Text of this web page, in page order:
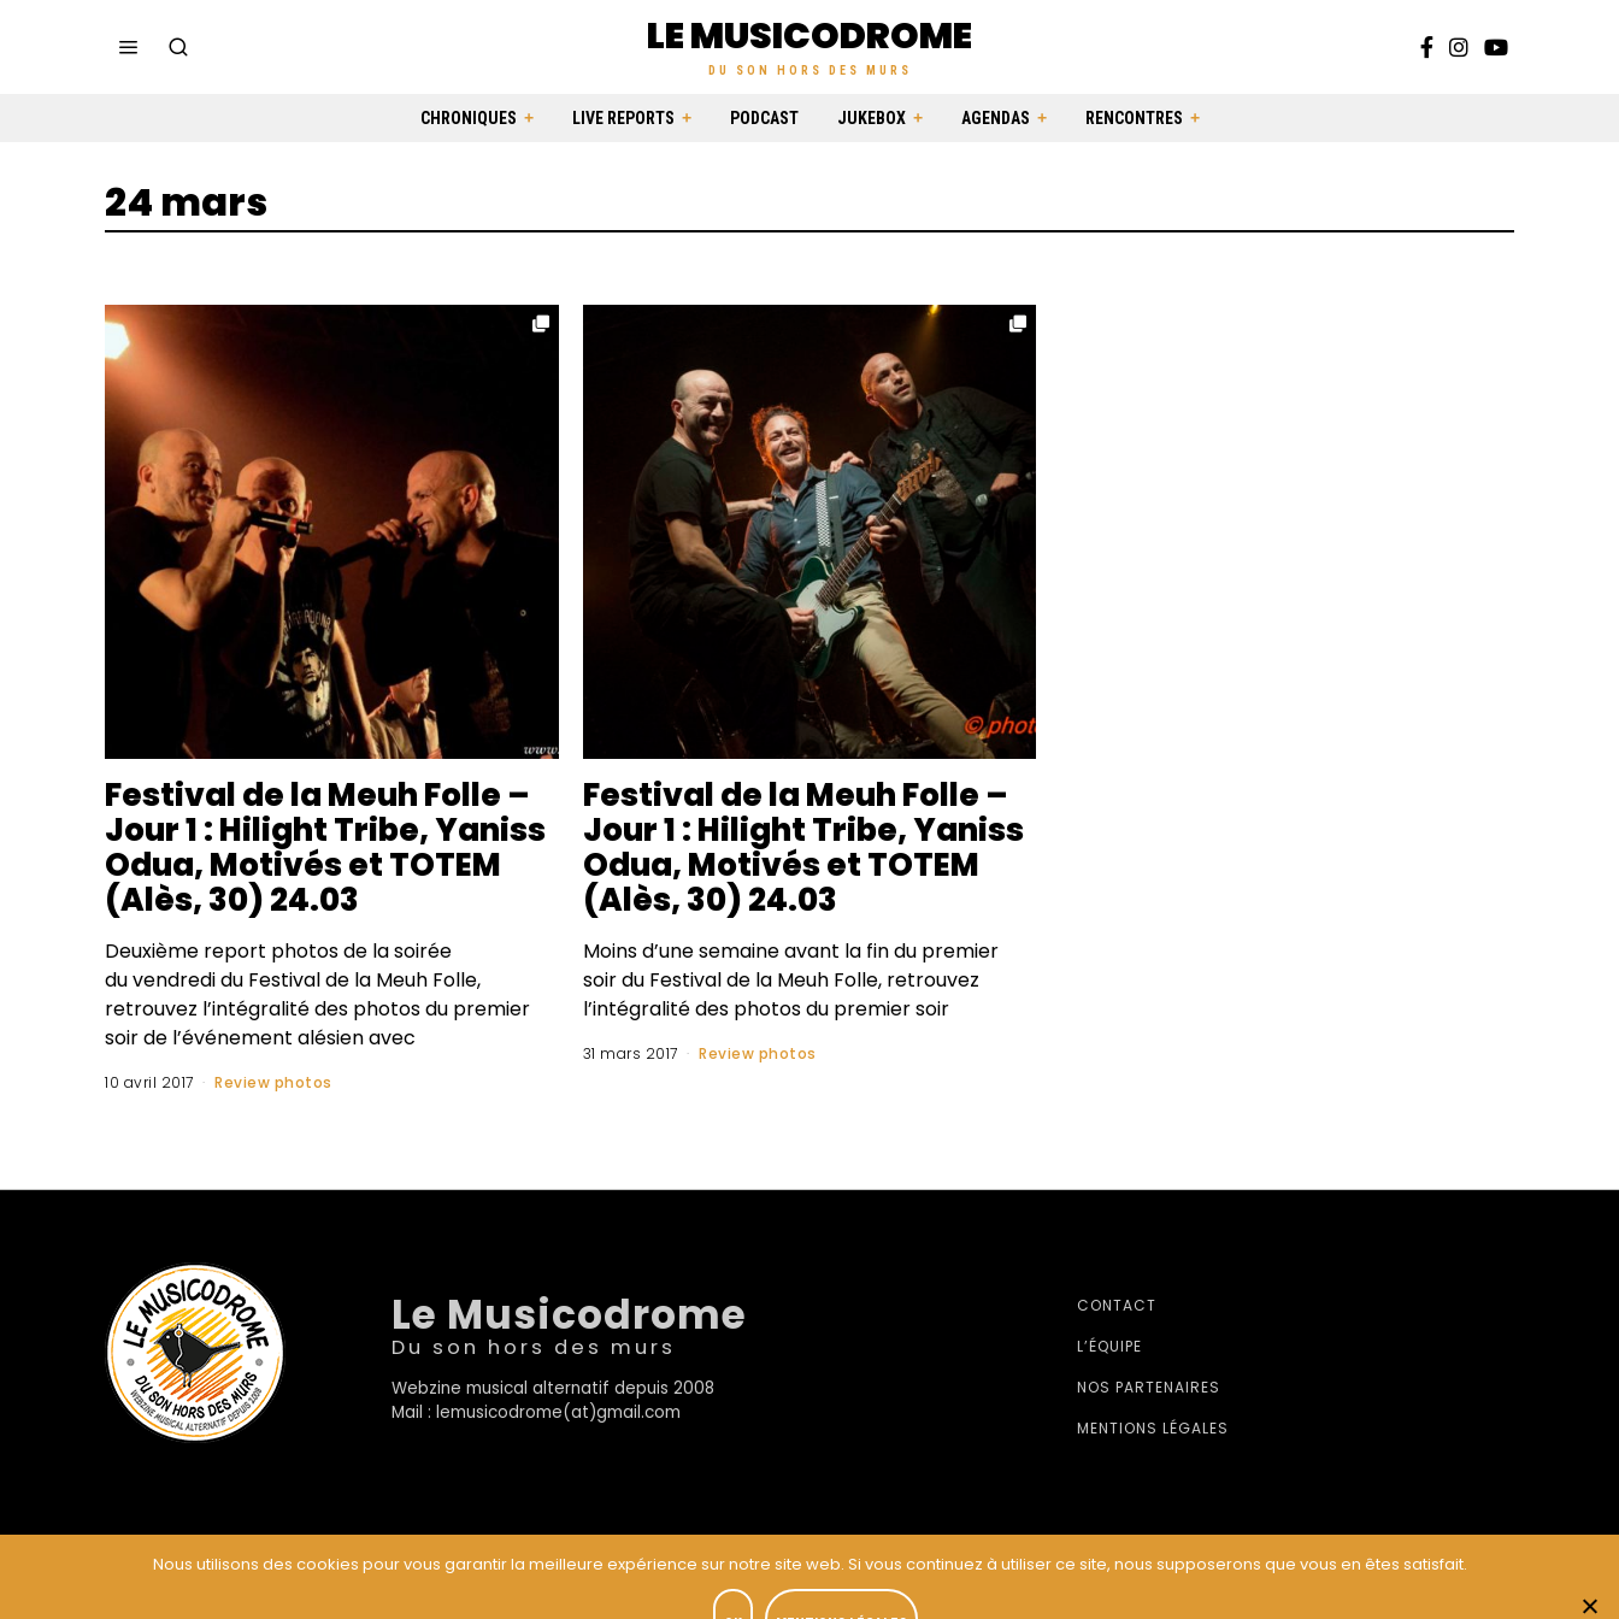
LE MUSICODROME
DU SON HORS DES MURS
CHRONIQUES LIVE REPORTS PODCAST JUKEBOX AGENDAS RENCONTRES
24 mars
Festival de la Meuh Folle –
Jour 1 : Hilight Tribe, Yaniss
Odua, Motivés et TOTEM
(Alès, 30) 24.03
Deuxième report photos de la soirée
du vendredi du Festival de la Meuh Folle,
retrouvez l’intégralité des photos du premier
soir de l’événement alésien avec
10 avril 2017 Review photos
Festival de la Meuh Folle –
Jour 1 : Hilight Tribe, Yaniss
Odua, Motivés et TOTEM
(Alès, 30) 24.03
Moins d’une semaine avant la fin du premier
soir du Festival de la Meuh Folle, retrouvez
l’intégralité des photos du premier soir
31 mars 2017 Review photos
Le Musicodrome
Du son hors des murs
Webzine musical alternatif depuis 2008
Mail : lemusicodrome(at)gmail.com
CONTACT
L’ÉQUIPE
NOS PARTENAIRES
MENTIONS LÉGALES
Nous utilisons des cookies pour vous garantir la meilleure expérience sur notre site web. Si vous continuez à utiliser ce site, nous supposerons que vous en êtes satisfait.